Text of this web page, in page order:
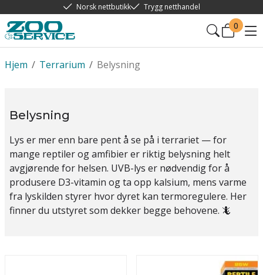
Norsk nettbutikk Trygg netthandel
0
/
Hjem /
Terrarium Belysning
Belysning
Lys er mer enn bare pent å se på i terrariet — for
mange reptiler og amfibier er riktig belysning helt
avgjørende for helsen. UVB-lys er nødvendig for å
produsere D3-vitamin og ta opp kalsium, mens varme
fra lyskilden styrer hvor dyret kan termoregulere. Her
finner du utstyret som dekker begge behovene. 🦎